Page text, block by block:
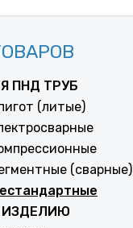
ПНД ТРУБ
(литые)
(сварные)
ИЗДЕЛИЮ